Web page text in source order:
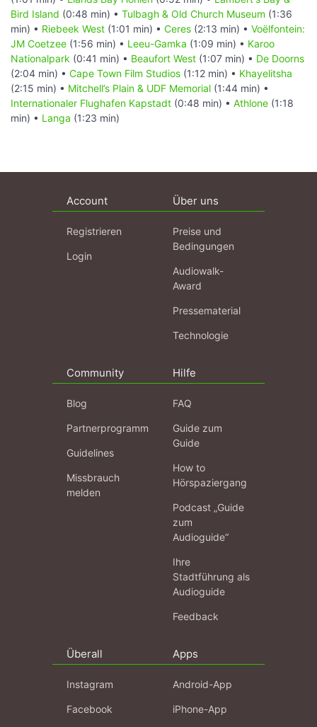
Bird Island (0:48 min) • Tulbagh & Old Church Museum (1:36
min) • Riebeek West (1:01 min) • Ceres (2:13 min) • Voëlfontein:
JM Coetzee (1:56 min) • Leeu-Gamka (1:09 min) • Karoo
Nationalpark (0:41 min) • Beaufort West (1:07 min) • De Doorns
(2:04 min) • Cape Town Film Studios (1:12 min) • Khayelitsha
(2:15 min) • Mitchell’s Plain & UDF Memorial (1:44 min) •
Internationaler Flughafen Kapstadt (0:48 min) • Athlone (1:18
min) • Langa (1:23 min)
Account
Registrieren
Login
Über uns
Preise und
Bedingungen
Audiowalk-
Award
Pressematerial
Technologie
Community
Blog
Partnerprogramm
Guidelines
Missbrauch
melden
Hilfe
FAQ
Guide zum
Guide
How to
Hörspaziergang
Podcast „Guide
zum
Audioguide“
Ihre
Stadtführung als
Audioguide
Feedback
Überall
Instagram
Facebook
Apps
Android-App
iPhone-App